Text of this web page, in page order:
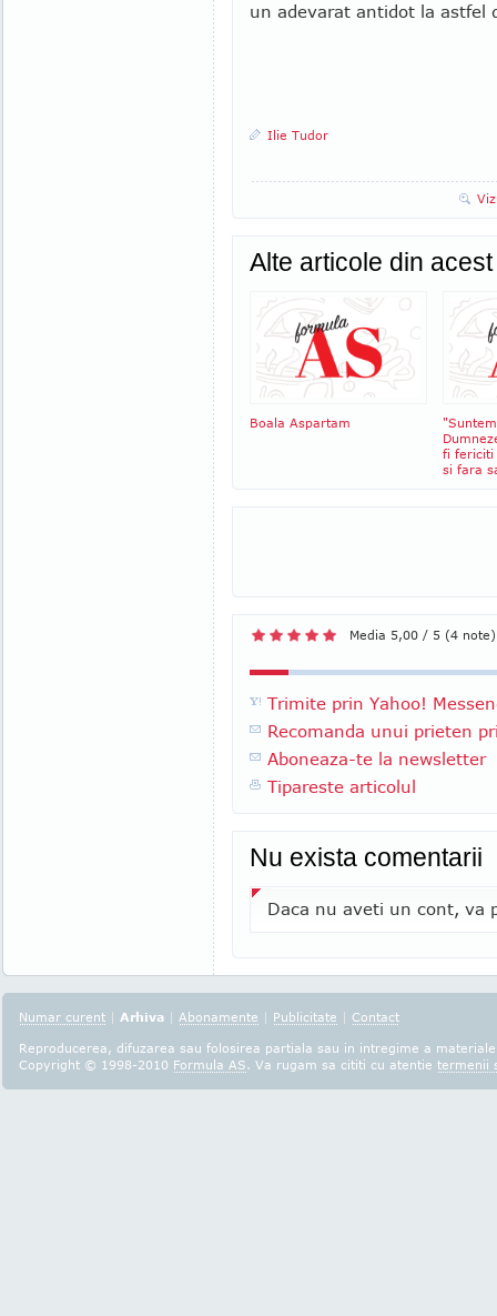
un adevarat antidot la astfel
Ilie Tudor
Alte articole din
Boala Aspartam
fi fericiti
si fara
Media 5,00 / 5 (4 note)
Trimite prin Yahoo!
Recomanda unui prieten
Aboneaza-te la newsletter
Tipareste articolul
Nu exista comentarii
Daca nu aveti un cont, va
Numar curent | Arhiva | Abonamente | Publicitate | Contact
Reproducerea, difuzarea sau folosirea partiala sau in intregime a
Copyright © 1998-2010 Formula AS. Va rugam sa cititi cu atentie termenii